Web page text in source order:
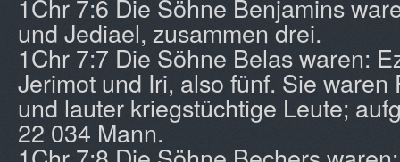
1Chr 7:6 Die Söhne Benjamins
und Jediael, zusammen drei.
1Chr 7:7 Die Söhne Belas waren:
Jerimot und Iri, also fünf. Sie waren
und lauter kriegstüchtige Leute;
22 034 Mann.